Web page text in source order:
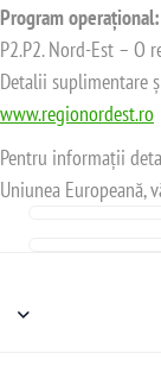
Program operațional:
P2.P2. Nord-Est – O
Detalii suplimentare
www.regionordest.ro
Pentru informații
Uniunea Europeană,